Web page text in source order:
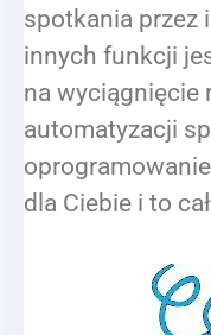
spotkania przez
innych funkcji
na wyciągnięcie
automatyzacji
oprogramowanie
dla Ciebie i to